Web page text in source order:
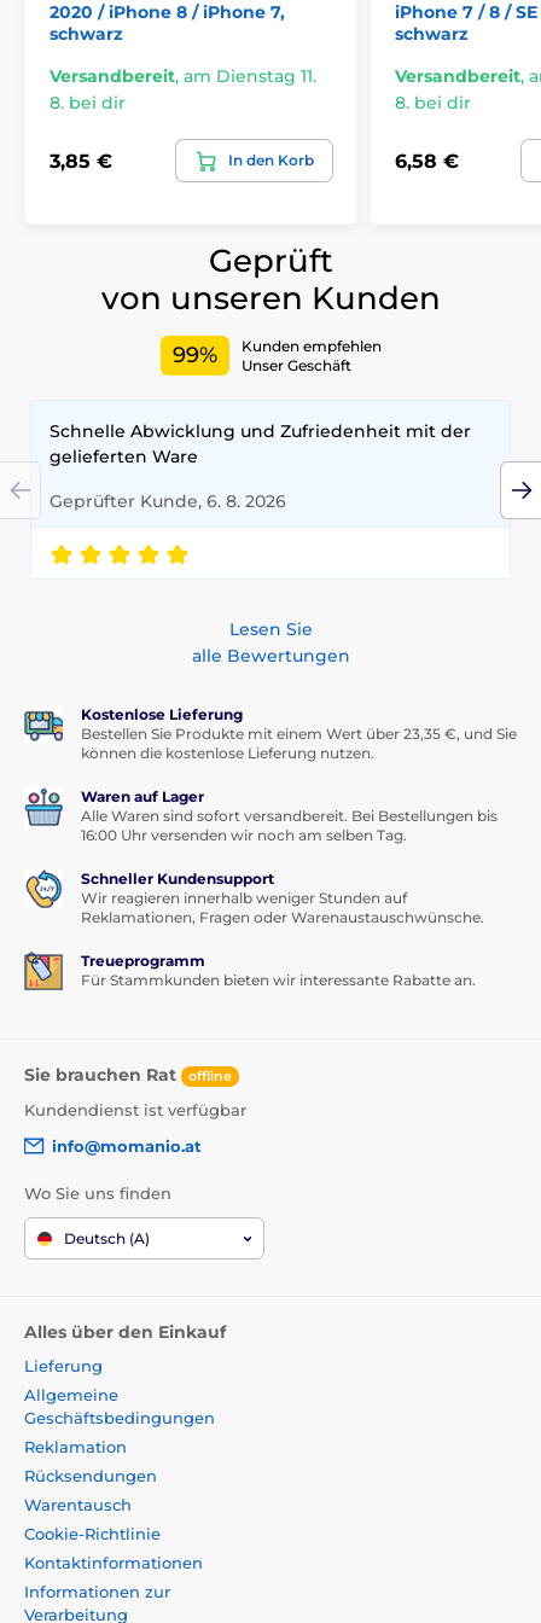
Material: Silikon, Mikrofaser (Innenfutter)
Produkt ist kompatibel mit der MagSafe-
Technologie für kabelloses Laden.
2020 / iPhone 8 / iPhone 7,
schwarz
Versandbereit, am Dienstag 11.
8. bei dir
3,85 € In den Korb
iPhone 7 / 8 /
schwarz
Versandbereit,
8. bei dir
6,58 €
Geprüft
von unseren Kunden
99%
Kunden empfehlen
Unser Geschäft
Schnelle Abwicklung und Zufriedenheit mit der
gelieferten Ware
Geprüfter Kunde, 6. 8. 2026
Lesen Sie
alle Bewertungen
Kostenlose Lieferung
Bestellen Sie Produkte mit einem Wert über 23,35 €, und Sie
können die kostenlose Lieferung nutzen.
Waren auf Lager
Alle Waren sind sofort versandbereit. Bei Bestellungen bis
16:00 Uhr versenden wir noch am selben Tag.
Schneller Kundensupport
Wir reagieren innerhalb weniger Stunden auf
Reklamationen, Fragen oder Warenaustauschwünsche.
Treueprogramm
Für Stammkunden bieten wir interessante Rabatte an.
Sie brauchen Rat offline
Kundendienst ist verfügbar
info@momanio.at
Wo Sie uns finden
Deutsch (A)
Alles über den Einkauf
Lieferung
Allgemeine
Geschäftsbedingungen
Reklamation
Rücksendungen
Warentausch
Cookie-Richtlinie
Kontaktinformationen
Informationen zur
Verarbeitung